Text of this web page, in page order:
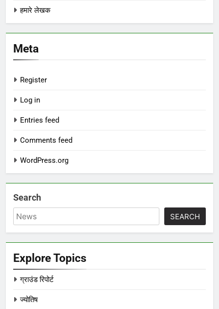
हमारे लेखक
Meta
Register
Log in
Entries feed
Comments feed
WordPress.org
Search
SEARCH
Explore Topics
ग्राउंड रिपोर्ट
ज्योतिष